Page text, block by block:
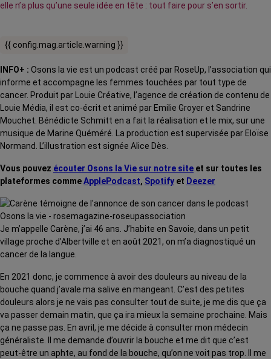
elle n’a plus qu’une seule idée en tête : tout faire pour s’en sortir.
{{ config.mag.article.warning }}
INFO+ : Osons la vie est un podcast créé par RoseUp, l’association qui
informe et accompagne les femmes touchées par tout type de
cancer. Produit par Louie Créative, l’agence de création de contenu de
Louie Média, il est co-écrit et animé par Emilie Groyer et Sandrine
Mouchet. Bénédicte Schmitt en a fait la réalisation et le mix, sur une
musique de Marine Quéméré. La production est supervisée par Eloïse
Normand. L’illustration est signée Alice Dès.
Vous pouvez écouter Osons la Vie sur notre site et sur toutes les
plateformes commeApplePodcast, Spotify et Deezer
Je m’appelle Carène, j’ai 46 ans. J’habite en Savoie, dans un petit
village proche d’Albertville et en août 2021, on m’a diagnostiqué un
cancer de la langue.
En 2021 donc, je commence à avoir des douleurs au niveau de la
bouche quand j’avale ma salive en mangeant. C’est des petites
douleurs alors je ne vais pas consulter tout de suite, je me dis que ça
va passer demain matin, que ça ira mieux la semaine prochaine. Mais
ça ne passe pas. En avril, je me décide à consulter mon médecin
généraliste. Il me demande d’ouvrir la bouche et me dit que c’est
peut-être un aphte, au fond de la bouche, qu’on ne voit pas trop. Il me